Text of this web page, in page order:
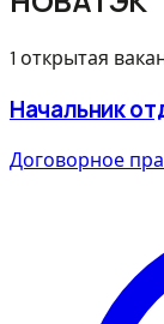
1 открытая
Начальник
Договорное